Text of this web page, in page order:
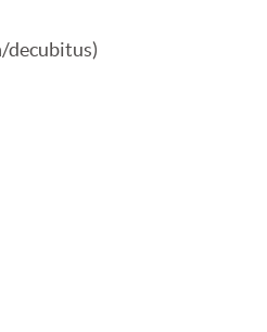
decubitus)